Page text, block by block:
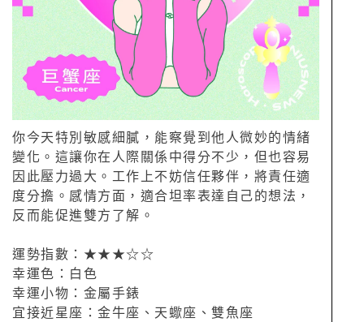
你今天特別敏感細膩，能察覺到他人微妙的情緒
變化。這讓你在人際關係中得分不少，但也容易
因此壓力過大。工作上不妨信任夥伴，將責任適
度分擔。感情方面，適合坦率表達自己的想法，
反而能促進雙方了解。
運勢指數：★★★☆☆
幸運色：白色
幸運小物：金屬手錶
宜接近星座：金牛座、天蠍座、雙魚座